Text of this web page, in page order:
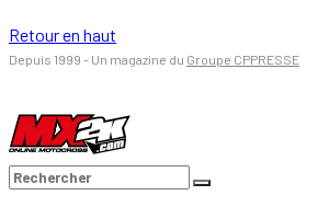
Retour en haut
Depuis 1999 - Un magazine du Groupe CPPRESSE